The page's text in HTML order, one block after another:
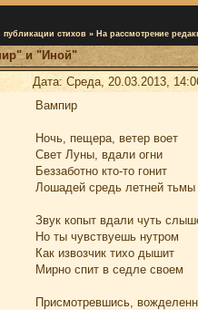
стихов » На рассмотрение
и "Иной"
Дата: Среда, 20.03.2013,
Вампир
Ночь, пещера, ветер воет
Свет Луны, вдали огни
Беззаботно кто-то гонит
Лошадей средь летней тьмы
Звук копыт вдали чуть
Но ты чувствуешь нутром
Как извозчик тихо дышит
Мирно спит в седле своем
Присмотревшись,